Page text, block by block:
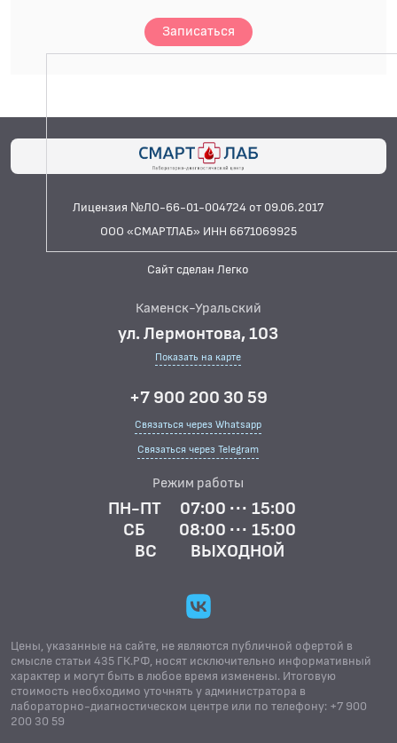
Записаться
Лицензия №ЛО-66-01-004724 от 09.06.2017
ООО «СМАРТЛАБ» ИНН 6671069925
Сайт сделан Легко
Каменск-Уральский
ул. Лермонтова, 103
Показать на карте
+7 900 200 30 59
Связаться через Whatsapp
Связаться через Telegram
Режим работы
ПН-ПТ
07:00 ··· 15:00
СБ
08:00 ··· 15:00
ВС
ВЫХОДНОЙ
Цены, указанные на сайте, не являются публичной офертой в
смысле статьи 435 ГК.РФ, носят исключительно информативный
характер и могут быть в любое время изменены. Итоговую
стоимость необходимо уточнять у администратора в
лабораторно-диагностическом центре или по телефону: +7 900
200 30 59